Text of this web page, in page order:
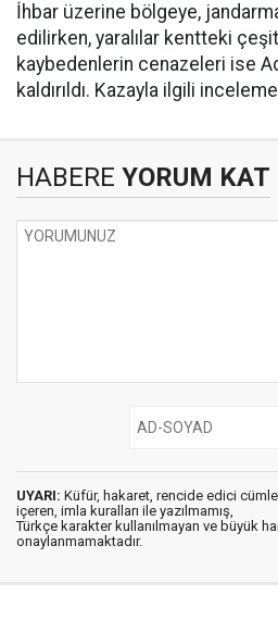
İhbar üzerine bölgeye,
edilirken, yaralılar kentteki
kaybedenlerin cenazeleri ise
kaldırıldı. Kazayla ilgili
HABERE YORUM KAT
UYARI: Küfür, hakaret, rencide edici
içeren, imla kuralları ile yazılmamış,
Türkçe karakter kullanılmayan ve büyük
onaylanmamaktadır.